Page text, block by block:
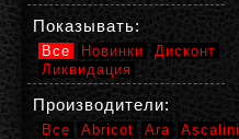
Показывать:
Все Новинки
Дисконт
Ликвидация
Производители:
Все Abricot Ara
Ascalini